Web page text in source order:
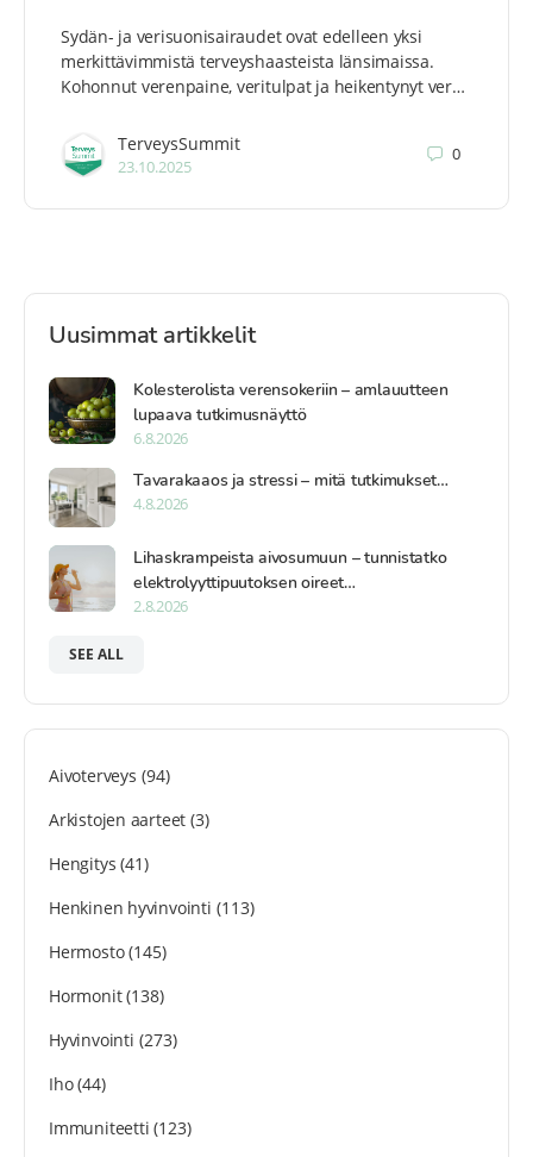
Sydän- ja verisuonisairaudet ovat edelleen yksi
merkittävimmistä terveyshaasteista länsimaissa.
Kohonnut verenpaine, veritulpat ja heikentynyt ver…
TerveysSummit
23.10.2025
0
Uusimmat artikkelit
Kolesterolista verensokeriin – amlauutteen
lupaava tutkimusnäyttö
6.8.2026
Tavarakaaos ja stressi – mitä tutkimukset…
4.8.2026
Lihaskrampeista aivosumuun – tunnistatko
elektrolyyttipuutoksen oireet…
2.8.2026
SEE ALL
Aivoterveys (94)
Arkistojen aarteet (3)
Hengitys (41)
Henkinen hyvinvointi (113)
Hermosto(145)
Hormonit(138)
Hyvinvointi (273)
Iho(44)
Immuniteetti (123)